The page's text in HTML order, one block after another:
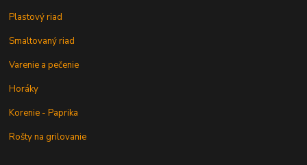
Plastový riad
Smaltovaný riad
Varenie a pečenie
Horáky
Korenie - Paprika
Rošty na grilovanie